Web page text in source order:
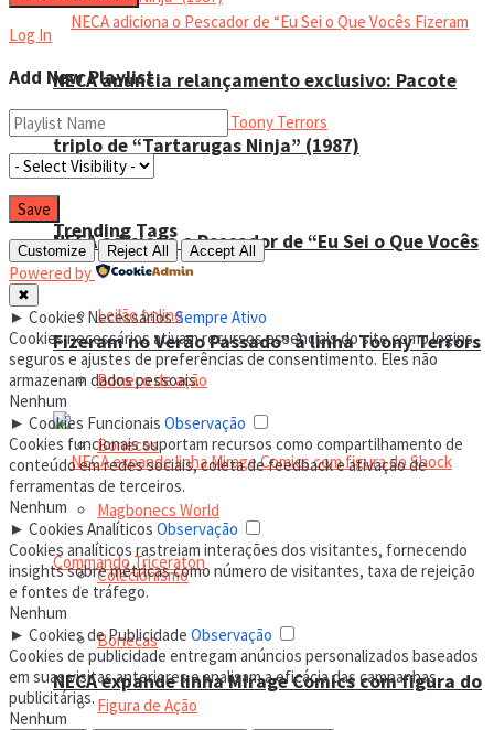
NECA adiciona o Pescador de “Eu Sei o Que Vocês
Fizeram no Verão Passado” à linha Toony Terrors
NECA expande linha Mirage Comics com figura do
NECA anuncia relançamento exclusivo: Pacote
triplo de “Tartarugas Ninja” (1987)
Trending Tags
Leilão online
Boneco de ação
Bonecos
Magbonecs World
Colecionismo
Bonecas
Figura de Ação
Log In
Add New Playlist
Customize Reject All Accept All
Powered by
✖
► Cookies NecessáriosSempre Ativo
Cookies necessários ativam recursos essenciais do site como logins
seguros e ajustes de preferências de consentimento. Eles não
armazenam dados pessoais.
Nenhum
► Cookies Funcionais Observação
Cookies funcionais suportam recursos como compartilhamento de
conteúdo em redes sociais, coleta de feedback e ativação de
ferramentas de terceiros.
Nenhum
► Cookies Analíticos Observação
Cookies analíticos rastreiam interações dos visitantes, fornecendo
insights sobre métricas como número de visitantes, taxa de rejeição
e fontes de tráfego.
Nenhum
► Cookies de Publicidade Observação
Cookies de publicidade entregam anúncios personalizados baseados
em suas visitas anteriores e analisam a eficácia das campanhas
publicitárias.
Nenhum